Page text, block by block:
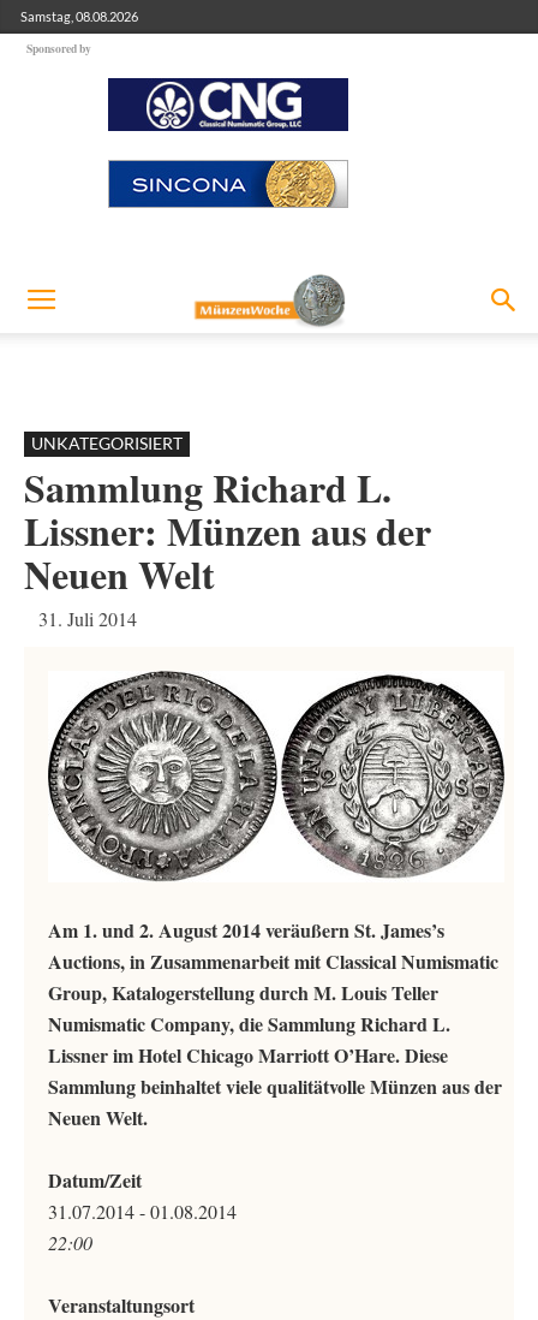
Samstag, 08.08.2026
Sponsored by
UNKATEGORISIERT
Sammlung Richard L.
Lissner: Münzen aus der
Neuen Welt
31. Juli 2014
Am 1. und 2. August 2014 veräußern St. James’s
Auctions, in Zusammenarbeit mit Classical Numismatic
Group, Katalogerstellung durch M. Louis Teller
Numismatic Company, die Sammlung Richard L.
Lissner im Hotel Chicago Marriott O’Hare. Diese
Sammlung beinhaltet viele qualitätvolle Münzen aus der
Neuen Welt.
Datum/Zeit
31.07.2014 - 01.08.2014
22:00
Veranstaltungsort